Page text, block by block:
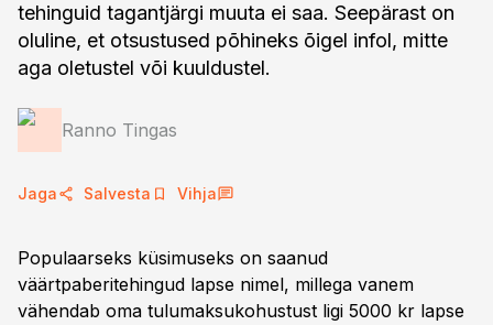
tehinguid tagantjärgi muuta ei saa. Seepärast on
oluline, et otsustused põhineks õigel infol, mitte
aga oletustel või kuuldustel.
Ranno Tingas
Jaga Salvesta Vihja
Populaarseks küsimuseks on saanud
väärtpaberitehingud lapse nimel, millega vanem
vähendab oma tulumaksukohustust ligi 5000 kr lapse